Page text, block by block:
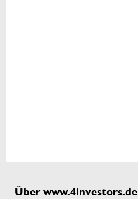
Über www.4investors.de